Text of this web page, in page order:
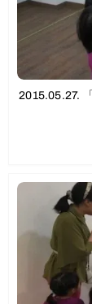
2015.05.27.